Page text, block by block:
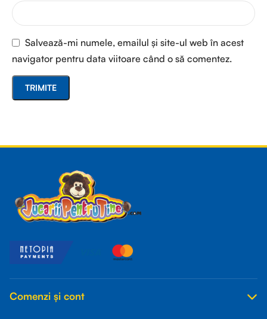
Salvează-mi numele, emailul și site-ul web în acest
navigator pentru data viitoare când o să comentez.
Comenzi și cont